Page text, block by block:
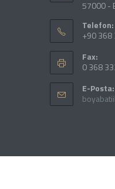
57000 -
Telefon:
+90 368
Fax:
0 368
E-Posta: